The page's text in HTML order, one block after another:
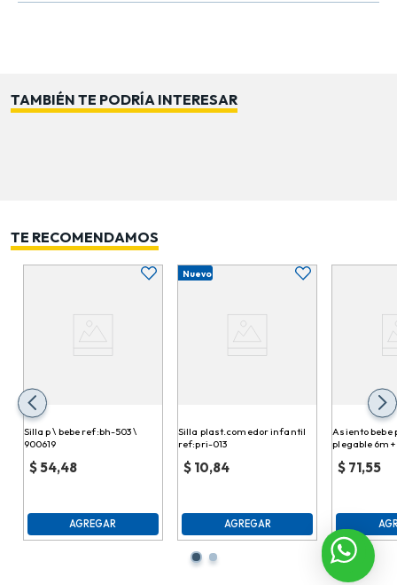
TAMBIÉN TE PODRÍA INTERESAR
TE RECOMENDAMOS
Silla p \ bebe ref:bh-503 \
900619
$54,48
AGREGAR
Nuevo
Silla plast.comedor infantil
ref:pri-013
$ 10,84
AGREGAR
Asiento bebe
plegable
$ 71,55